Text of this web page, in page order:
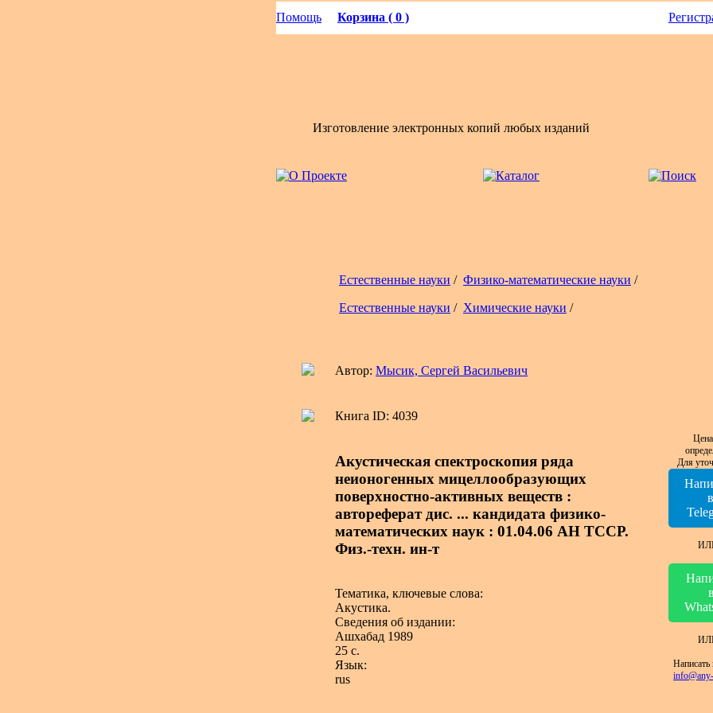
Помощь Корзина ( 0 )
Изготовление электронных копий любых изданий
Естественные науки / Физико-математические науки /
Естественные науки / Химические науки /
Автор: Мысик, Сергей Васильевич
Книга ID: 4039
Акустическая спектроскопия ряда
неионогенных мицеллообразующих
поверхностно-активных веществ :
автореферат дис. ... кандидата физико-
математических наук : 01.04.06 АН ТССР.
Физ.-техн. ин-т
Тематика, ключевые слова:
Акустика.
Сведения об издании:
Ашхабад 1989
25 с.
Язык:
rus
Для
в
в
Написать